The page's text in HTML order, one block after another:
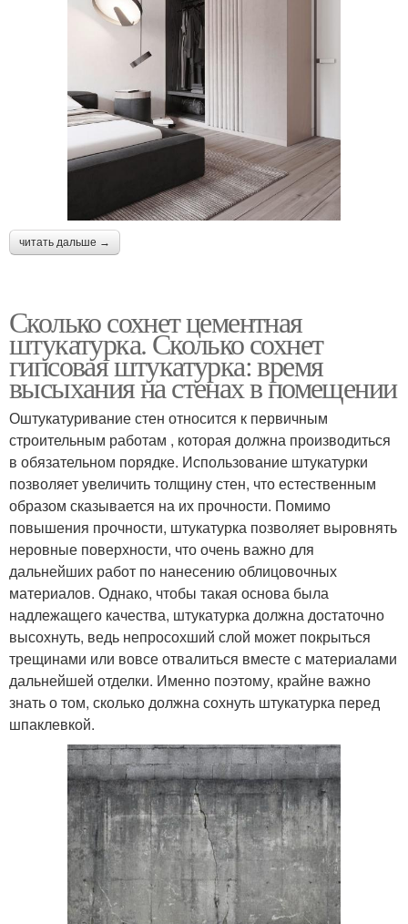
читать дальше →
Сколько сохнет цементная
штукатурка. Сколько сохнет
гипсовая штукатурка: время
высыхания на стенах в помещении
Оштукатуривание стен относится к первичным
строительным работам , которая должна производиться
в обязательном порядке. Использование штукатурки
позволяет увеличить толщину стен, что естественным
образом сказывается на их прочности. Помимо
повышения прочности, штукатурка позволяет выровнять
неровные поверхности, что очень важно для
дальнейших работ по нанесению облицовочных
материалов. Однако, чтобы такая основа была
надлежащего качества, штукатурка должна достаточно
высохнуть, ведь непросохший слой может покрыться
трещинами или вовсе отвалиться вместе с материалами
дальнейшей отделки. Именно поэтому, крайне важно
знать о том, сколько должна сохнуть штукатурка перед
шпаклевкой.